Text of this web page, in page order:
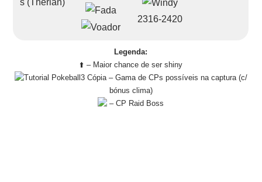
2316-2420
Legenda:
⬆️ – Maior chance de ser shiny
– Gama de CPs possíveis na captura (c/
bónus clima)
– CP Raid Boss